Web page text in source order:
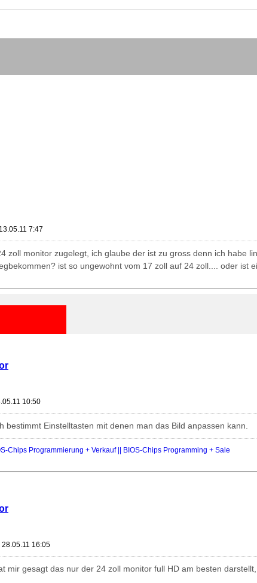
7:47
zoll monitor zugelegt, ich glaube der ist zu gross denn ich habe
ist so ungewohnt vom 17 zoll auf 24 zoll.... oder ist
10:50
bestimmt Einstelltasten mit denen man das Bild anpassen kann.
Chips Programmierung + Verkauf || BIOS-Chips Programming + Sale
28.05.11 16:05
mir gesagt das nur der 24 zoll monitor full HD am besten